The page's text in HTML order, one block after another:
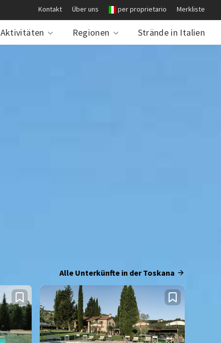
Kontakt Über uns per proprietario Merkliste
Aktivitäten Regionen Strände in Italien
Alle Unterkünfte in der Toskana